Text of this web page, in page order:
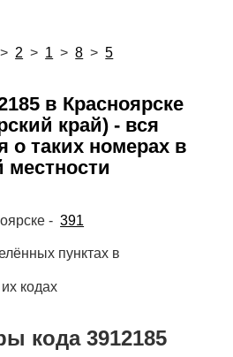
> 2 > 1 > 8 > 5
в Красноярске
край) - вся
о таких номерах в
местности
- 391
пунктах в
кодах
кода 3912185